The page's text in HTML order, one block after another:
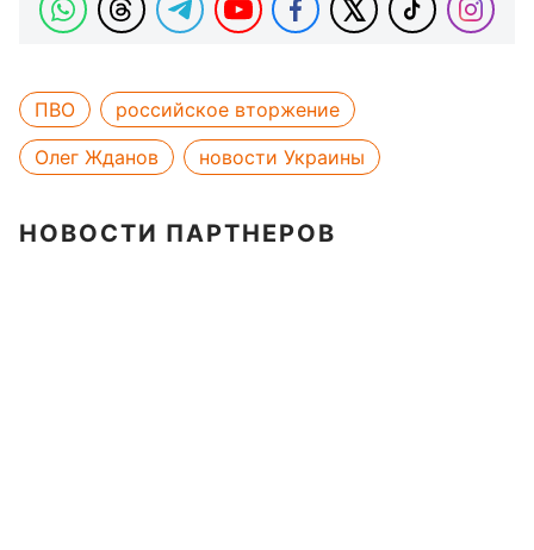
ПВО
российское вторжение
Олег Жданов
новости Украины
НОВОСТИ ПАРТНЕРОВ